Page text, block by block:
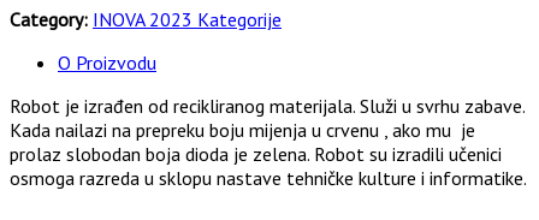
Category: INOVA 2023 Kategorije
O Proizvodu
Robot je izrađen od recikliranog materijala. Služi u svrhu zabave.
Kada nailazi na prepreku boju mijenja u crvenu , ako mu je
prolaz slobodan boja dioda je zelena. Robot su izradili učenici
osmoga razreda u sklopu nastave tehničke kulture i informatike.